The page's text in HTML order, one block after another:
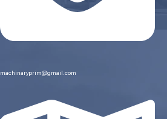
machinaryprim@gmail.com